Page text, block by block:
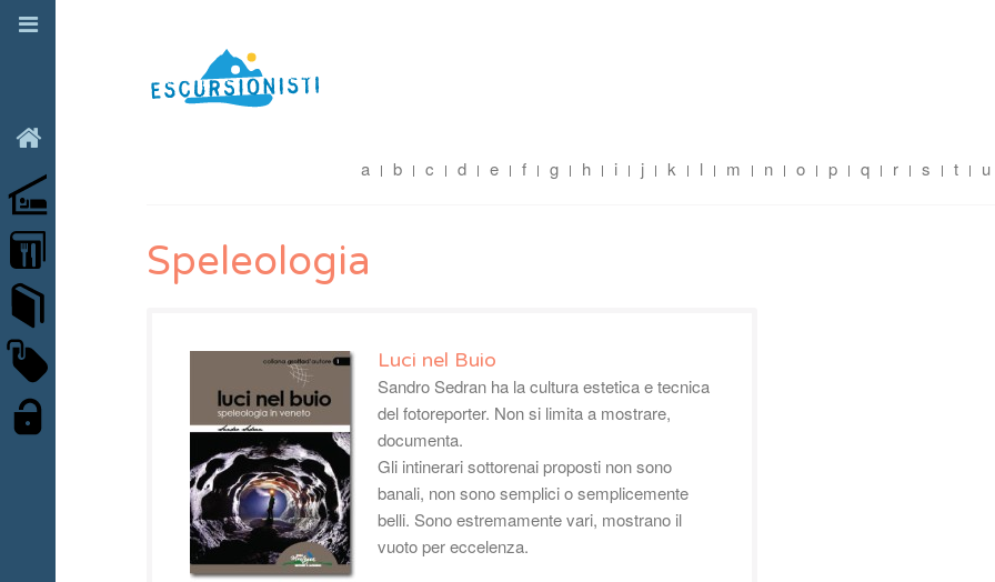
a b c d e f g h i j k l m n o p q r s t u
Speleologia
Luci nel Buio
Sandro Sedran ha la cultura estetica e tecnica
del fotoreporter. Non si limita a mostrare,
documenta.
Gli intinerari sottorenai proposti non sono
banali, non sono semplici o semplicemente
belli. Sono estremamente vari, mostrano il
vuoto per eccelenza.